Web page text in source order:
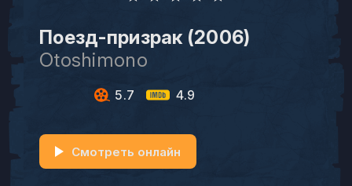
Поезд-призрак (2006)
Otoshimono
5.7 4.9
Смотреть онлайн